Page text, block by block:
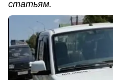
статьям.